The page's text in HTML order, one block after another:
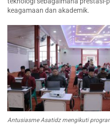
keagamaan dan akademik.
Antusiasme Asatidz mengikuti